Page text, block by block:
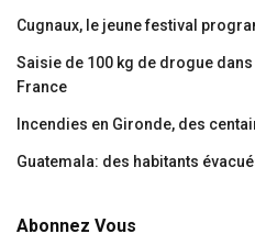
Cugnaux, le jeune festival
Saisie de 100 kg de drogue
France
Incendies en Gironde, des
Guatemala: des habitants
Abonnez Vous